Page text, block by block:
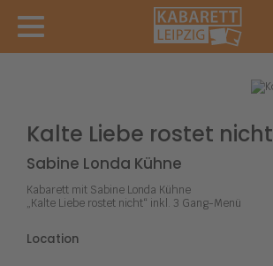
Kalte Liebe rostet nicht
Sabine Londa Kühne
Kabarett mit Sabine Londa Kühne
„Kalte Liebe rostet nicht“ inkl. 3 Gang-Menü
Location